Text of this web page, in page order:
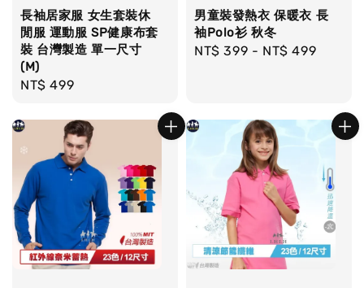
長袖居家服 女生套裝休
閒服 運動服 SP健康布套
裝 台灣製造 單一尺寸
(M)
Regular
NT$ 499
男童裝發熱衣 保暖衣 長
袖Polo衫 秋冬
Regular
NT$ 399 - NT$ 499